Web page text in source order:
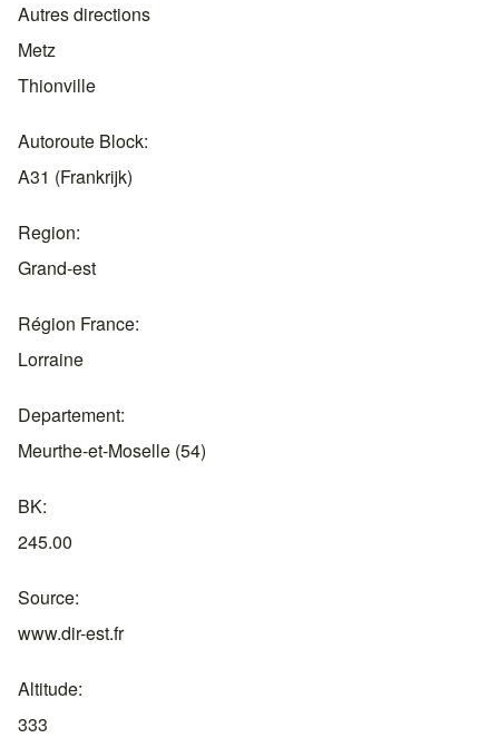
Autres directions
Metz
Thionville
Autoroute Block
A31 (Frankrijk)
Region
Grand-est
Région France
Lorraine
Departement
Meurthe-et-Moselle (54)
BK
245.00
Source
www.dir-est.fr
Altitude
333